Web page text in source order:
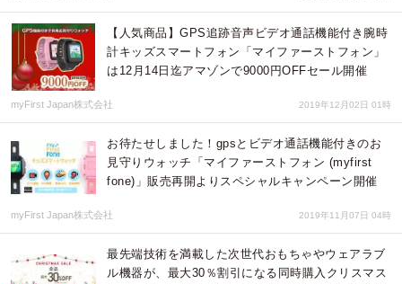
【人気商品】GPS追跡音声ビデオ通話機能付き腕時
計キッズスマートフォン「マイファーストフォン」
は12月14日迄アマゾンで9000円OFFセール開催
myFirst Japan株式会社 2019年12月02日 01時
お待たせしました！gpsとビデオ通話機能付きのお
見守りウォッチ「マイファーストフォン (myfirst
fone)」販売再開よりスペシャルキャンペーン開催
myFirst Japan株式会社 2019年11月07日 04時
最先端技術を満載した次世代おもちゃやウェアラブ
ル機器が、最大30％割引になる同時購入クリスマス